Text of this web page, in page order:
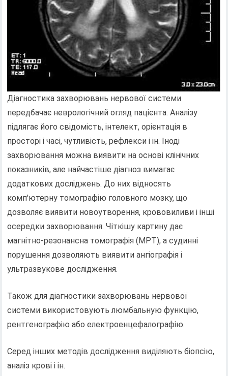
Діагностика захворювань нервової системи
передбачає неврологічний огляд пацієнта. Аналізу
підлягає його свідомість, інтелект, орієнтація в
просторі і часі, чутливість, рефлекси і ін. Іноді
захворювання можна виявити на основі клінічних
показників, але найчастіше діагноз вимагає
додаткових досліджень. До них відносять
комп'ютерну томографію головного мозку, що
дозволяє виявити новоутворення, крововиливи і інші
осередки захворювання. Чіткішу картину дає
магнітно-резонансна томографія (МРТ), а судинні
порушення дозволяють виявити ангіографія і
ультразвукове дослідження.
Також для діагностики захворювань нервової
системи використовують люмбальную функцію,
рентгенографію або електроенцефалографію.
Серед інших методів дослідження виділяють біопсію,
аналіз крові і ін.